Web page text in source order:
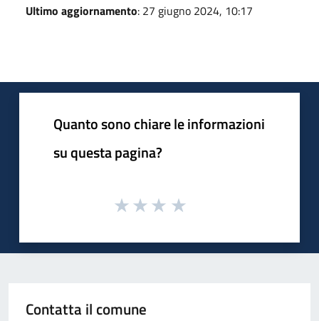
Ultimo aggiornamento: 27 giugno 2024, 10:17
Quanto sono chiare le informazioni
su questa pagina?
Contatta il comune